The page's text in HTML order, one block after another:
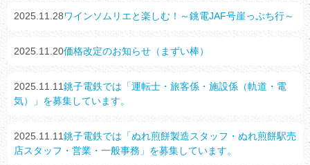
2025.11.28ワインソムリエと楽しむ！～銚電JAF号崖っぷち行～
2025.11.20価格改定のお知らせ（まずい棒）
2025.11.11銚子電鉄では「運転士・旅客係・施設係（軌道・電
気）」を募集しています。
2025.11.11銚子電鉄では「ぬれ煎餅製造スタッフ・ぬれ煎餅駅売
店スタッフ・営業・一般事務」を募集しています。